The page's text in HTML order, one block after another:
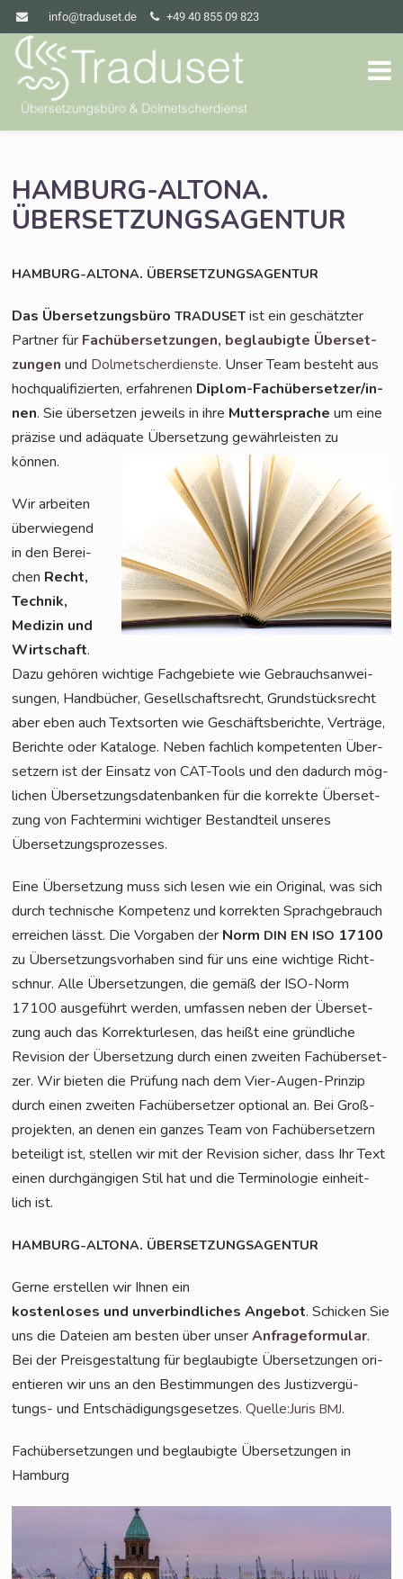
info@traduset.de +49 40 855 09 823
HAMBURG-ALTONA.
ÜBERSETZUNGSAGENTUR
HAMBURG-ALTONA. ÜBERSETZUNGSAGENTUR
Das Über­set­zungs­bü­roTRADUSET ist ein geschätz­ter
Part­ner für Fach­über­set­zun­gen, beglau­big­te Über­set­
zun­gen und Dol­met­scher­diens­te. Unser Team besteht aus
hoch­qua­li­fi­zier­ten, erfah­re­nen Diplom-Fach­über­set­zer/in­
nen. Sie über­set­zen jeweils in ihre Mut­ter­spra­che um eine
prä­zi­se und adäqua­te Über­set­zung gewähr­leis­ten zu
können.
Wir arbei­ten
über­wie­gend
in den Berei­
chen Recht,
Tech­nik,
Medi­zin und
Wirt­schaft.
Dazu gehö­ren wich­ti­ge Fach­ge­bie­te wie Gebrauchs­an­wei­
sun­gen, Hand­bü­cher, Gesell­schafts­recht, Grund­stücks­recht
aber eben auch Text­sor­ten wie Geschäfts­be­rich­te, Ver­trä­ge,
Berich­te oder Kata­lo­ge. Neben fach­lich kom­pe­ten­ten Über­
set­zern ist der Ein­satz von CAT-Tools und den dadurch mög­
li­chen Über­set­zungs­da­ten­ban­ken für die kor­rek­te Über­set­
zung von Fach­ter­mi­ni wich­ti­ger Bestand­teil unse­res
Übersetzungsprozesses.
Eine Über­set­zung muss sich lesen wie ein Ori­gi­nal, was sich
durch tech­ni­sche Kom­pe­tenz und kor­rek­ten Sprach­ge­brauch
errei­chen lässt. Die Vor­ga­ben der Norm DIN EN ISO 17100
zu Über­set­zungs­vor­ha­ben sind für uns eine wich­ti­ge Richt­
schnur. Alle Über­set­zun­gen, die gemäß der ISO-Norm
17100 aus­ge­führt wer­den, umfas­sen neben der Über­set­
zung auch das Kor­rek­tur­le­sen, das heißt eine gründ­li­che
Revi­si­on der Über­set­zung durch einen zwei­ten Fach­über­set­
zer. Wir bie­ten die Prü­fung nach dem Vier-Augen-Prin­zip
durch einen zwei­ten Fach­über­set­zer optio­nal an. Bei Groß­
pro­jek­ten, an denen ein gan­zes Team von Fach­über­set­zern
betei­ligt ist, stel­len wir mit der Revi­si­on sicher, dass Ihr Text
einen durch­gän­gi­gen Stil hat und die Ter­mi­no­lo­gie ein­heit­
lich ist.
HAMBURG-ALTONA. ÜBERSETZUNGSAGENTUR
Ger­ne erstel­len wir Ihnen ein
kos­ten­lo­ses und unver­bind­li­ches Ange­bot. Schi­cken Sie
uns die Datei­en am bes­ten über unserAnfra­ge­for­mu­lar.
Bei der Preis­ge­stal­tung für beglau­big­te Über­set­zun­gen ori­
en­tie­ren wir uns an den Bestim­mun­gen des Jus­tiz­ver­gü­
tungs- und Ent­schä­di­gungs­ge­set­zes.Quelle:JurisBMJ.
Fach­über­set­zun­gen und beglau­big­te Über­set­zun­gen in
Hamburg